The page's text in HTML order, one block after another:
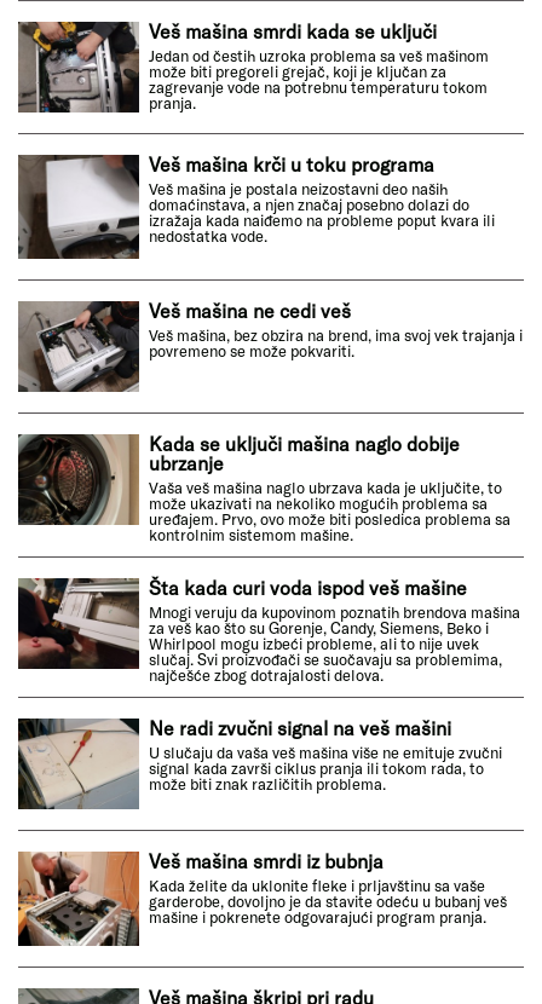
Veš mašina smrdi kada se uključi
Jedan od čestih uzroka problema sa veš mašinom
može biti pregoreli grejač, koji je ključan za
zagrevanje vode na potrebnu temperaturu tokom
pranja.
Veš mašina krči u toku programa
Veš mašina je postala neizostavni deo naših
domaćinstava, a njen značaj posebno dolazi do
izražaja kada naiđemo na probleme poput kvara ili
nedostatka vode.
Veš mašina ne cedi veš
Veš mašina, bez obzira na brend, ima svoj vek trajanja i
povremeno se može pokvariti.
Kada se uključi mašina naglo dobije
ubrzanje
Vaša veš mašina naglo ubrzava kada je uključite, to
može ukazivati na nekoliko mogućih problema sa
uređajem. Prvo, ovo može biti posledica problema sa
kontrolnim sistemom mašine.
Šta kada curi voda ispod veš mašine
Mnogi veruju da kupovinom poznatih brendova mašina
za veš kao što su Gorenje, Candy, Siemens, Beko i
Whirlpool mogu izbeći probleme, ali to nije uvek
slučaj. Svi proizvođači se suočavaju sa problemima,
najčešće zbog dotrajalosti delova.
Ne radi zvučni signal na veš mašini
U slučaju da vaša veš mašina više ne emituje zvučni
signal kada završi ciklus pranja ili tokom rada, to
može biti znak različitih problema.
Veš mašina smrdi iz bubnja
Kada želite da uklonite fleke i prljavštinu sa vaše
garderobe, dovoljno je da stavite odeću u bubanj veš
mašine i pokrenete odgovarajući program pranja.
Veš mašina škripi pri radu